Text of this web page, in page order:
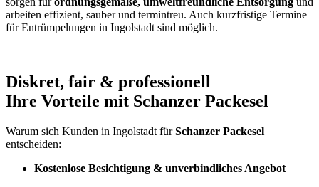
arbeiten effizient, sauber und termintreu. Auch kurzfristige Termine
für Entrümpelungen in Ingolstadt sind möglich.
Diskret, fair & professionell
Ihre Vorteile mit Schanzer Packesel
Warum sich Kunden in Ingolstadt fürSchanzer Packesel
entscheiden:
Kostenlose Besichtigung & unverbindliches Angebot